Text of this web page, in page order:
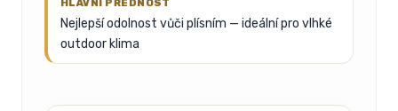
Nejlepší odolnost vůči plísním — ideální pro vlhké
outdoor klima